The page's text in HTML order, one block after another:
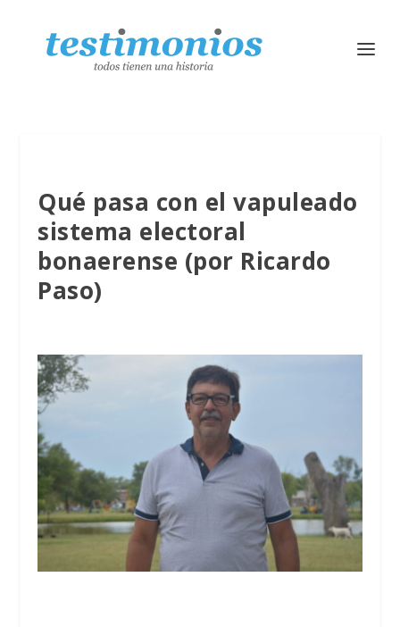
Qué pasa con el vapuleado
sistema electoral
bonaerense (por Ricardo
Paso)